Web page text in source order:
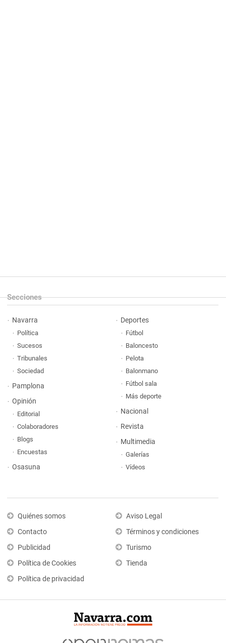
Secciones
Navarra
Política
Sucesos
Tribunales
Sociedad
Pamplona
Opinión
Editorial
Colaboradores
Blogs
Encuestas
Osasuna
Deportes
Fútbol
Baloncesto
Pelota
Balonmano
Fútbol sala
Más deporte
Nacional
Revista
Multimedia
Galerías
Vídeos
Quiénes somos
Contacto
Publicidad
Política de Cookies
Política de privacidad
Aviso Legal
Términos y condiciones
Turismo
Tienda